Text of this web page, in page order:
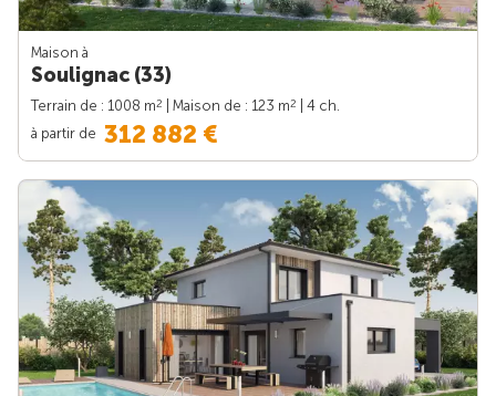
Maison à
Soulignac (33)
Terrain de : 1008 m2 | Maison de : 123 m2
| 4 ch.
à partir de 312 882 €